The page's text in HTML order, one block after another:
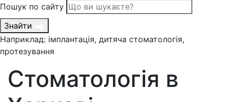
Пошук по сайту
Знайти
Наприклад: імплантація, дитяча стоматологія,
протезування
Стоматологія в